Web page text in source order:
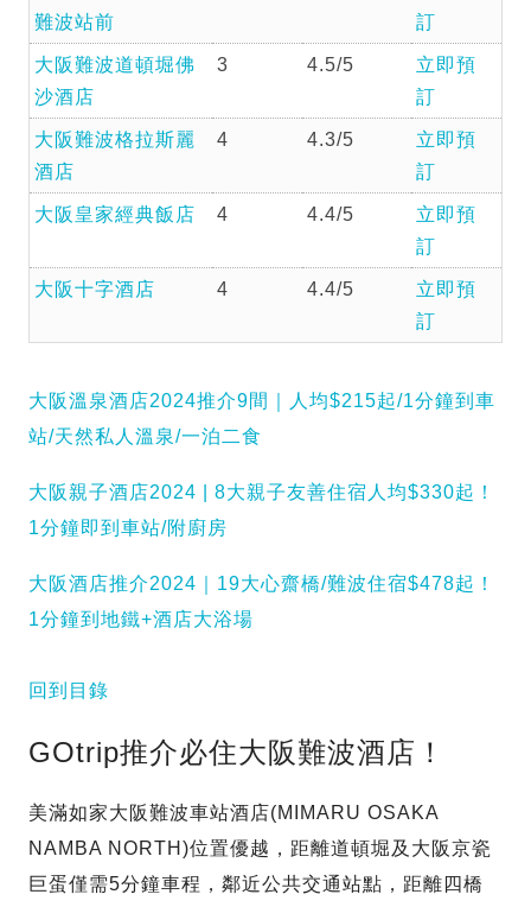
難波站前
訂
大阪難波道頓堀佛
沙酒店
3 4.5/5
立即預
訂
大阪難波格拉斯麗
酒店
4 4.3/5
立即預
訂
大阪皇家經典飯店 4 4.4/5
立即預
訂
大阪十字酒店 4 4.4/5
立即預
訂
大阪溫泉酒店2024推介9間｜人均$215起/1分鐘到車
站/天然私人溫泉/一泊二食
大阪親子酒店2024 | 8大親子友善住宿人均$330起！
1分鐘即到車站/附廚房
大阪酒店推介2024｜19大心齋橋/難波住宿$478起！
1分鐘到地鐵+酒店大浴場
回到目錄
GOtrip推介必住大阪難波酒店！
美滿如家大阪難波車站酒店(MIMARU OSAKA
NAMBA NORTH)位置優越，距離道頓堀及大阪京瓷
巨蛋僅需5分鐘車程，鄰近公共交通站點，距離四橋